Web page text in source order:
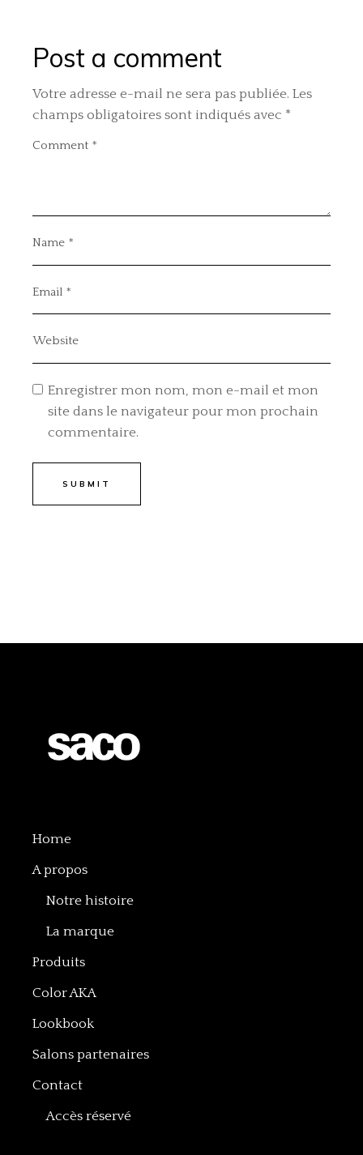
Post a comment
Votre adresse e-mail ne sera pas publiée. Les
champs obligatoires sont indiqués avec *
Enregistrer mon nom, mon e-mail et mon
site dans le navigateur pour mon prochain
commentaire.
SUBMIT
Home
A propos
Notre histoire
La marque
Produits
Color AKA
Lookbook
Salons partenaires
Contact
Accès réservé